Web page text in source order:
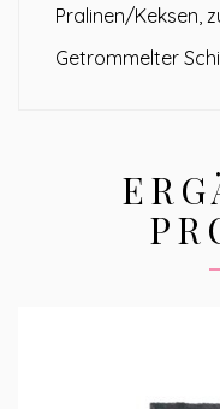
Pralinen/Keksen,
Getrommelter